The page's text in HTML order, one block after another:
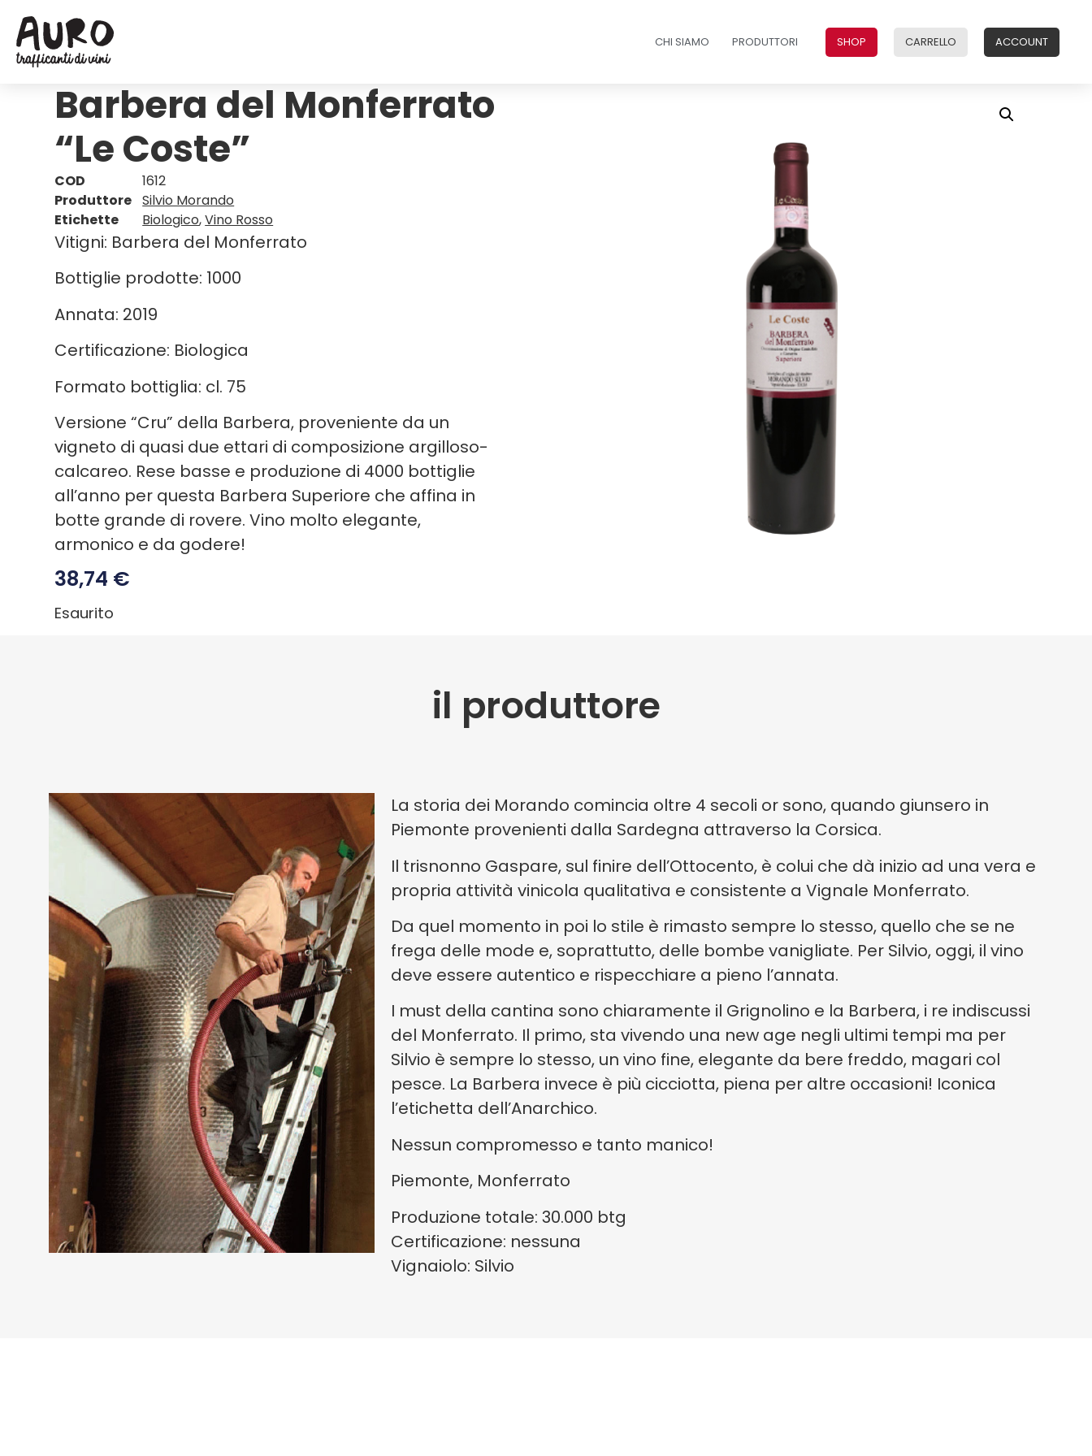
CHI SIAMO PRODUTTORI SHOP CARRELLO ACCOUNT
Barbera del Monferrato
“Le Coste”
COD
1612
Produttore Silvio Morando
Etichette
Biologico,Vino Rosso
Vitigni: Barbera del Monferrato
Bottiglie prodotte: 1000
Annata: 2019
Certificazione: Biologica
Formato bottiglia: cl. 75
Versione “Cru” della Barbera, proveniente da un
vigneto di quasi due ettari di composizione argilloso-
calcareo. Rese basse e produzione di 4000 bottiglie
all’anno per questa Barbera Superiore che affina in
botte grande di rovere. Vino molto elegante,
armonico e da godere!
38,74 €
Esaurito
il produttore
La storia dei Morando comincia oltre 4 secoli or sono, quando giunsero in
Piemonte provenienti dalla Sardegna attraverso la Corsica.
Il trisnonno Gaspare, sul finire dell’Ottocento, è colui che dà inizio ad una vera e
propria attività vinicola qualitativa e consistente a Vignale Monferrato.
Da quel momento in poi lo stile è rimasto sempre lo stesso, quello che se ne
frega delle mode e, soprattutto, delle bombe vanigliate. Per Silvio, oggi, il vino
deve essere autentico e rispecchiare a pieno l’annata.
I must della cantina sono chiaramente il Grignolino e la Barbera, i re indiscussi
del Monferrato. Il primo, sta vivendo una new age negli ultimi tempi ma per
Silvio è sempre lo stesso, un vino fine, elegante da bere freddo, magari col
pesce. La Barbera invece è più cicciotta, piena per altre occasioni! Iconica
l’etichetta dell’Anarchico.
Nessun compromesso e tanto manico!
Piemonte, Monferrato
Produzione totale: 30.000 btg
Certificazione: nessuna
Vignaiolo: Silvio